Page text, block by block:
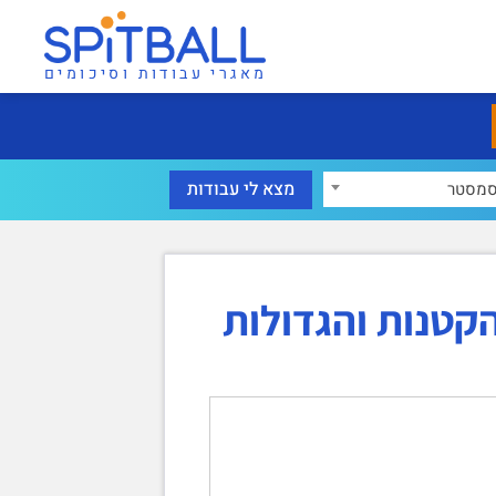
מאגרי עבודות וסיכומים
והגדולות